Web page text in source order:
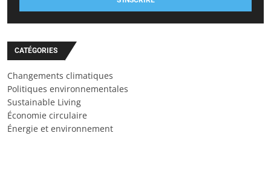
CATÉGORIES
Changements climatiques
Politiques environnementales
Sustainable Living
Économie circulaire
Énergie et environnement